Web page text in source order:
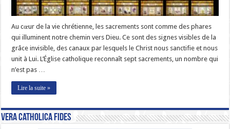
Au cœur de la vie chrétienne, les sacrements sont comme des phares
qui illuminent notre chemin vers Dieu. Ce sont des signes visibles de la
grâce invisible, des canaux par lesquels le Christ nous sanctifie et nous
unit à Lui. L’Église catholique reconnaît sept sacrements, un nombre qui
n’est pas …
Lire la suite »
Vera Catholica Fides